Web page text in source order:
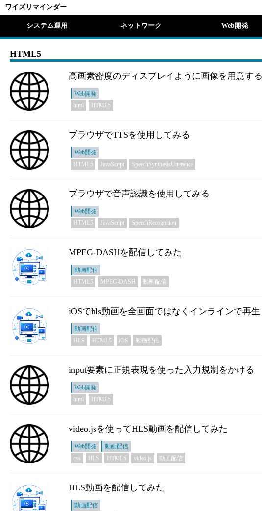
ワイズリマインダー
システム運用 ネットワーク Web開発
HTML5
高画素密度のディスプレイように画像を用意する
Web開発
html HTML5
ブラウザでTTSを使用してみる
Web開発
HTML5 JavaScript SpeechSynthesisUtterance
ブラウザで音声認識を使用してみる
Web開発
HTML5 JavaScript SpeechRecognition
MPEG-DASHを配信してみた
動画配信
HTML5 MPEG-DASH 動画配信
iOSでhls動画を全画面ではなくインラインで再生
動画配信
HLS HTML5 iOS 動画配信
input要素に正規表現を使った入力規制をかける
Web開発
html HTML5
video.jsを使ってHLS動画を配信してみた
Web開発 動画配信
css HLS HTML5 video.js 動画配信
HLS動画を配信してみた
動画配信